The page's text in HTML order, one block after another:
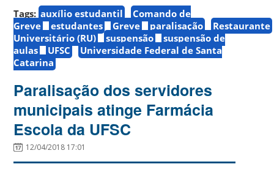
Tags: auxílio estudantil
Comando de
Greve
estudantes Greve paralisação
Restaurante
Universitário (RU)
suspensão
suspensão de
aulas
UFSC
Universidade Federal de Santa
Catarina
Paralisação dos servidores
municipais atinge Farmácia
Escola da UFSC
12/04/2018 17:01